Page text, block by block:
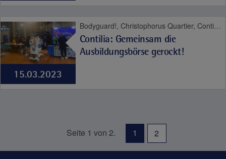
15.03.2023
Bodyguard!, Christophorus Quartier, Contilia Herz- und Gefäßzentrum, Contilia Institut für Psychosoziale Medizin, Contilia Pflege und Betreuung, Contilia Zentrum für Arbeitsmedizin und Gesundheitsmanagement, Contilia Zentrum für Krankenhaushygiene, CTR Huttrop, Elisabeth-Krankenhaus Essen, Emmaus Quartier, Engelbertus Quartier, Fachklinik Kamillushaus Heidhausen, Franziskushaus, Franziskus Quartier, Geriatrie-Zentrum Haus Berge, Haus Berge, Haus Berge Quartier, Hildegardis Quartier, Katholisches Familienzentrum und Kindergarten Auf den Hufen, Kängurus - Ambulante Kinderkrankenpflege, Katholische Kliniken Ruhrhalbinsel, Laurentius Quartier, Maria Frieden Quartier, Martin Luther Quartier, Philippusstift, Raphaelhaus, SPORTZ - Medizinisches Gerätetraining, Sportz Am Uhlenkrug, St. Andreas Quartier, St. Elisabeth-Krankenhaus Niederwenigern, St. Elisabeth Quartier, St. Josef-Krankenhaus Kupferdreh, St. Josef Quartier, St. Marien-Hospital Mülheim an der Ruhr, St. Marien Quartier, Stationäre Reha Sucht, Theaterpassage, Therapie und Reha Kupferdreh, Wohnanlage St. Anna-Stift, Contilia, Karriere
Contilia: Gemeinsam die
Ausbildungsbörse gerockt!
Seite 1 von 2. 1 2